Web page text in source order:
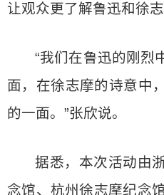
让观众更了解鲁迅和徐志
“我们在鲁迅的刚烈
面，在徐志摩的诗意中
的一面。”张欣说。
据悉，本次活动由
念馆、杭州徐志摩纪念